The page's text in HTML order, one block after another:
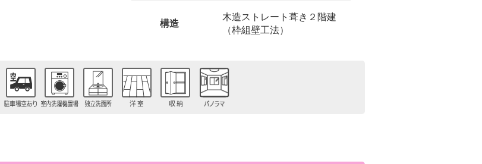
構造
木造ストレート葺き２階建
（枠組壁工法）